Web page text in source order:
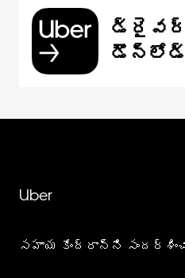
డ్రైవర్
డౌన్‌లోడ్
Uber
సహాయ కేంద్రాన్ని